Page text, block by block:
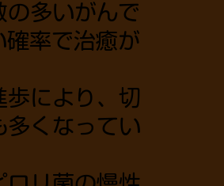
の多いがんで
確率で治癒が
により、切
多くなってい